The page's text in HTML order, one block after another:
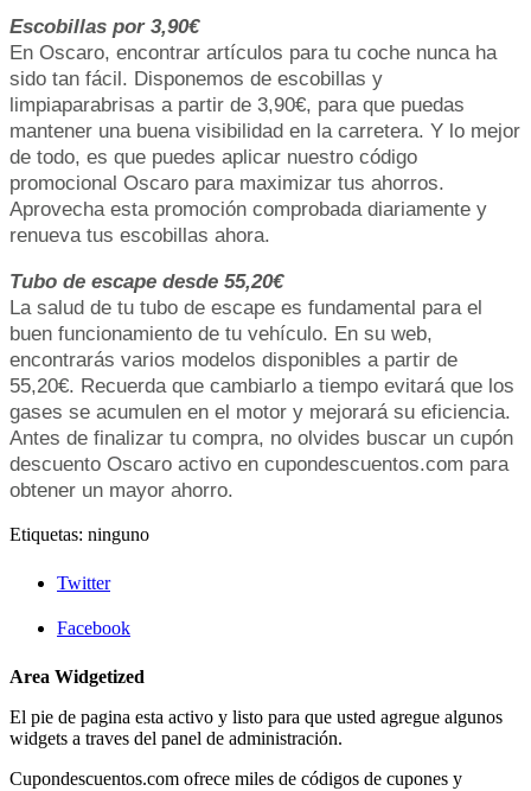
Escobillas por 3,90€
En Oscaro, encontrar artículos para tu coche nunca ha
sido tan fácil. Disponemos de escobillas y
limpiaparabrisas a partir de 3,90€, para que puedas
mantener una buena visibilidad en la carretera. Y lo mejor
de todo, es que puedes aplicar nuestro código
promocional Oscaro para maximizar tus ahorros.
Aprovecha esta promoción comprobada diariamente y
renueva tus escobillas ahora.
Tubo de escape desde 55,20€
La salud de tu tubo de escape es fundamental para el
buen funcionamiento de tu vehículo. En su web,
encontrarás varios modelos disponibles a partir de
55,20€. Recuerda que cambiarlo a tiempo evitará que los
gases se acumulen en el motor y mejorará su eficiencia.
Antes de finalizar tu compra, no olvides buscar un cupón
descuento Oscaro activo en cupondescuentos.com para
obtener un mayor ahorro.
Etiquetas: ninguno
Twitter
Facebook
Area Widgetized
El pie de pagina esta activo y listo para que usted agregue algunos
widgets a traves del panel de administración.
Cupondescuentos.com ofrece miles de códigos de cupones y